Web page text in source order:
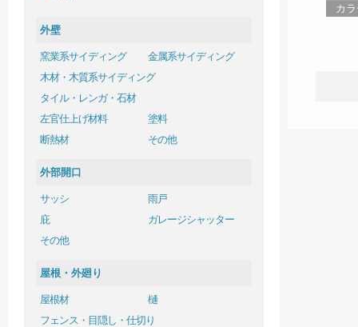
外壁
窯業系サイディング
金属系サイディング
木材・木質系サイディング
タイル・レンガ・石材
左官仕上げ材料
塗料
断熱材
その他
外部開口
サッシ
雨戸
庇
ガレージシャッター
その他
屋根・外廻り
屋根材
樋
フェンス・目隠し・仕切り
カ